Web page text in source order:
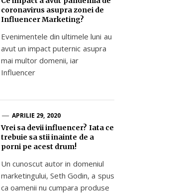
coronavirus asupra zonei de
Influencer Marketing?
Evenimentele din ultimele luni au
avut un impact puternic asupra
mai multor domenii, iar
Influencer
APRILIE 29, 2020
Vrei sa devii influencer? Iata ce
trebuie sa stii inainte de a
porni pe acest drum!
Un cunoscut autor in domeniul
marketingului, Seth Godin, a spus
ca oamenii nu cumpara produse